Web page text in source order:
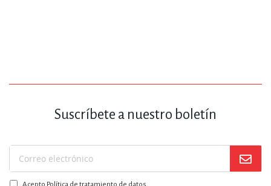
Suscríbete a nuestro boletín
Suscríbase
a